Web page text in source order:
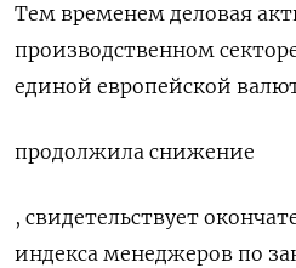
Тем временем деловая
производственном
единой европейской
продолжила снижение
, свидетельствует
индекса менеджеров по